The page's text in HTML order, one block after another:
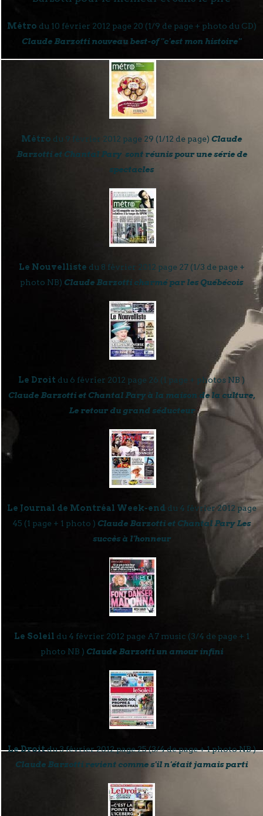
Métro du 10 février 2012 page 20 (1/9 de page + photo du CD)
Claude Barzotti nouveau best-of "c'est mon histoire"
Métro du 9 février 2012 page 29 (1/12 de page) Claude
Barzotti et Chantal Pary sont réunis pour une série de
spectacles
Le Nouvelliste du 8 février 2012 page 27 (1/3 de page +
photo NB) Claude Barzotti charmé par les Québécois
Le Droit du 6 février 2012 page 26 (1 page + photos NB )
Claude Barzotti et Chantal Pary à la maison de la culture,
Le retour du grand séducteur
Le Journal de Montréal Week-end du 4 février 2012 page
45 (1 page + 1 photo ) Claude Barzotti et Chantal Pary Les
succès à l'honneur
Le Soleil du 4 février 2012 page A7 music (3/4 de page + 1
photo NB ) Claude Barzotti un amour infini
Le Droitdu 3 février 2012 page 25 (3/4 de page + 1 photo NB )
Claude Barzotti revient comme s'il n'était jamais parti